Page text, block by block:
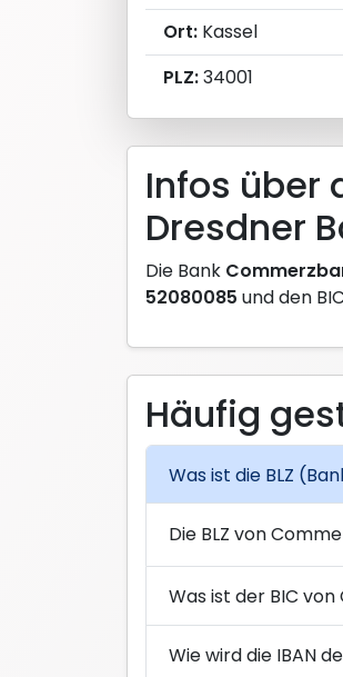
Ort: Kassel
PLZ:34001
Infos über
Dresdner
Die Bank
52080085 und den BIC
Häufig
Was ist die BLZ
Die BLZ von
Was ist der BIC
Wie wird die IBAN